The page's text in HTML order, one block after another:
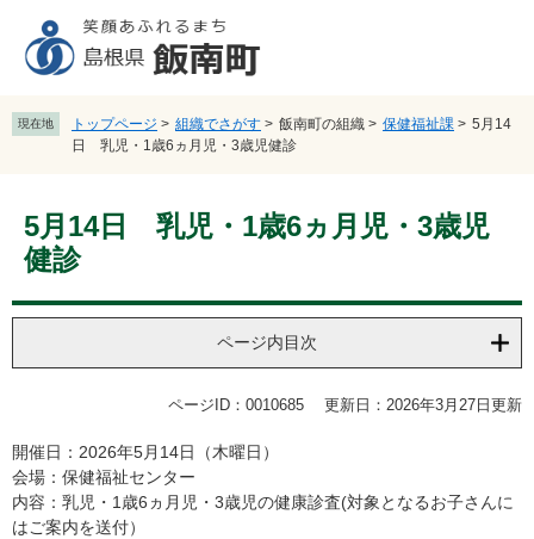
先
頭
を
飛
現在地 トップページ > 組織でさがす > 飯南町の組織 > 保健福祉課 > 5月14
日 乳児・1歳6ヵ月児・3歳児健診
文5月14日 乳児・1歳6ヵ月児・3歳児
健診
ページ内目次
ページID：0010685 更新日：2026年3月27日更新
開催日：2026年5月14日（木曜日）
会場：保健福祉センター
内容：乳児・1歳6ヵ月児・3歳児の健康診査(対象となるお子さんに
はご案内を送付）